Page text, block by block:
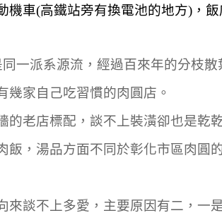
機車(高鐵站旁有換電池的地方)，
一派系源流，經過百來年的分枝散
幾家自己吃習慣的肉圓店。
的老店標配，談不上裝潢卻也是乾
飯，湯品方面不同於彰化市區肉圓
來談不上多愛，主要原因有二，一